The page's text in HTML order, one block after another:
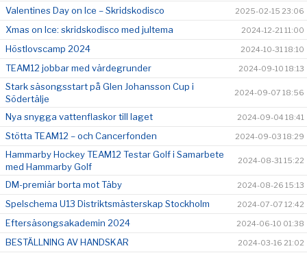
Valentines Day on Ice – Skridskodisco 2025-02-15 23:06
Xmas on Ice: skridskodisco med jultema 2024-12-21 11:00
Höstlovscamp 2024 2024-10-31 18:10
TEAM12 jobbar med värdegrunder 2024-09-10 18:13
Stark säsongsstart på Glen Johansson Cup i
Södertälje
2024-09-07 18:56
Nya snygga vattenflaskor till laget 2024-09-04 18:41
Stötta TEAM12 – och Cancerfonden 2024-09-03 18:29
Hammarby Hockey TEAM12 Testar Golf i Samarbete
med Hammarby Golf
2024-08-31 15:22
DM-premiär borta mot Täby 2024-08-26 15:13
Spelschema U13 Distriktsmästerskap Stockholm 2024-07-07 12:42
Eftersäsongsakademin 2024 2024-06-10 01:38
BESTÄLLNING AV HANDSKAR 2024-03-16 21:02